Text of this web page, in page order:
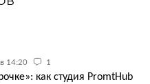
14:20 1
как студия PromtHub